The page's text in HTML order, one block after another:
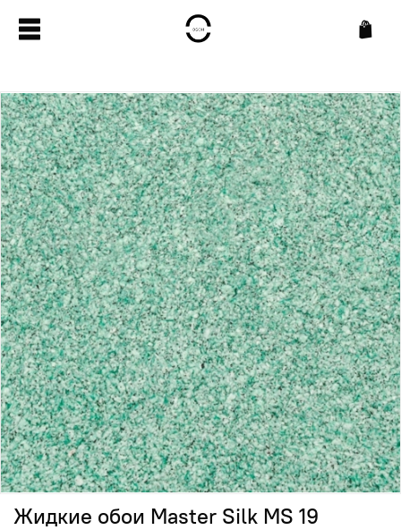
Жидкие обои Master Silk MS 19